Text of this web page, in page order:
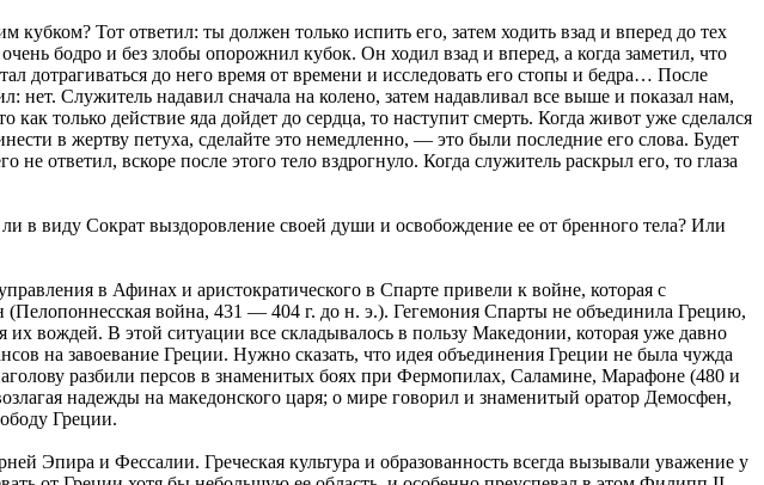
Тот ответил: ты должен только испить его, затем ходить взад и вперед до тех
бодро и без злобы опорожнил кубок. Он ходил взад и вперед, а когда заметил, что
дотрагиваться до него время от времени и исследовать его стопы и бедра… После
нет. Служитель надавил сначала на колено, затем надавливал все выше и показал нам,
только действие яда дойдет до сердца, то наступит смерть. Когда живот уже сделался
в жертву петуха, сделайте это немедленно, — это были последние его слова. Будет
ответил, вскоре после этого тело вздрогнуло. Когда служитель раскрыл его, то глаза
в виду Сократ выздоровление своей души и освобождение ее от бренного тела? Или
в Афинах и аристократического в Спарте привели к войне, которая с
война, 431 — 404 г. до н. э.). Гегемония Спарты не объединила Грецию,
вождей. В этой ситуации все складывалось в пользу Македонии, которая уже давно
на завоевание Греции. Нужно сказать, что идея объединения Греции не была чужда
разбили персов в знаменитых боях при Фермопилах, Саламине, Марафоне (480 и
надежды на македонского царя; о мире говорил и знаменитый оратор Демосфен,
Греции.
Эпира и Фессалии. Греческая культура и образованность всегда вызывали уважение у